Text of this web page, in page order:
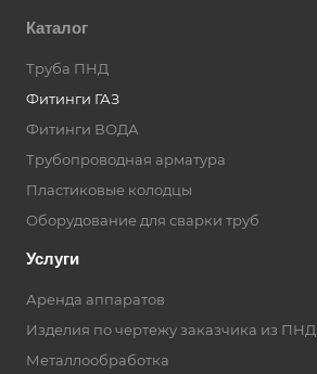
Каталог
Труба ПНД
Фитинги ГАЗ
Фитинги ВОДА
Трубопроводная арматура
Пластиковые колодцы
Оборудование для сварки труб
Услуги
Аренда аппаратов
Изделия по чертежу заказчика из ПНД
Металлообработка